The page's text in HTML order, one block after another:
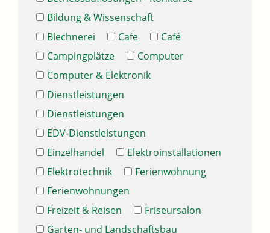
Bildung & Wissenschaft
Blechnerei
Cafe
Café
Campingplätze
Computer
Computer & Elektronik
Dienstleistungen
Dienstleistungen
EDV-Dienstleistungen
Einzelhandel
Elektroinstallationen
Elektrotechnik
Ferienwohnung
Ferienwohnungen
Freizeit & Reisen
Friseursalon
Garten- und Landschaftsbau